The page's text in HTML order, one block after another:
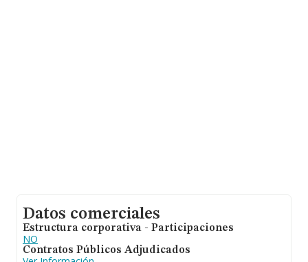
Datos comerciales
Estructura corporativa - Participaciones
NO
Contratos Públicos Adjudicados